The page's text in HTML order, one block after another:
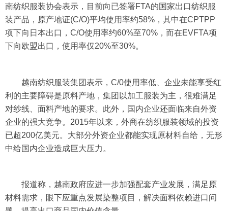
南纺织服装协会表示，目前向已签署FTA的国家出口纺织服
装产品，原产地证(C/O)平均使用率约58%，其中在CPTPP
项下向日本出口，C/O使用率约60%至70%，而在EVFTA项
下向欧盟出口，使用率仅20%至30%。
越南纺织服装集团表示，C/0使用率低、企业未能享受红
利的主要障碍是原料产地，集团以加工服装为主，很难满足
对纱线、面料产地的要求。此外，国内企业还面临来自外资
企业的强大竞争。2015年以来，外商在纺织服装领域的投资
已超200亿美元。大部分外资企业都能实现原材料自给，无形
中给国内企业造成巨大压力。
报道称，越南政府应进一步加强配套产业发展，满足原
材料需求，眼下应重点发展染整项目，解决面料依赖进口问